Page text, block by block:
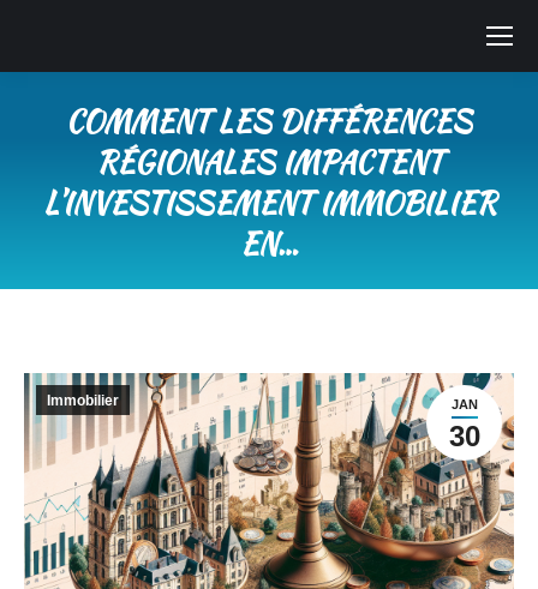
COMMENT LES DIFFÉRENCES
RÉGIONALES IMPACTENT
L’INVESTISSEMENT IMMOBILIER
EN…
JAN
30
Immobilier